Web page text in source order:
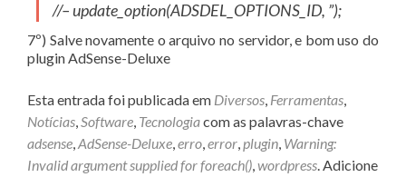
//– update_option(ADSDEL_OPTIONS_ID, ”);
7º) Salve novamente o arquivo no servidor, e bom uso do
plugin AdSense-Deluxe
Esta entrada foi publicada em Diversos, Ferramentas,
Notícias,Software, Tecnologiacom as palavras-chave
adsense,AdSense-Deluxe,erro,error,plugin, Warning:
Invalid argument supplied for foreach(),wordpress. Adicione